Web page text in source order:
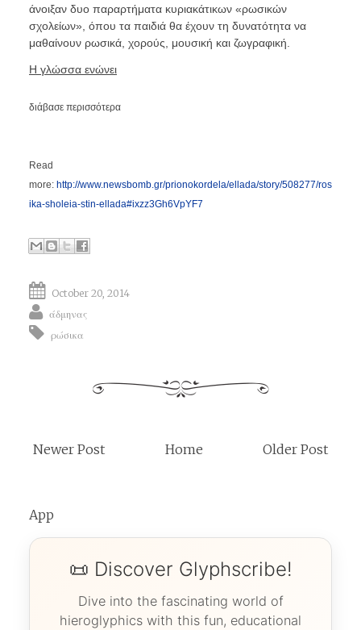
άνοιξαν δυο παραρτήματα κυριακάτικων «ρωσικών
σχολείων», όπου τα παιδιά θα έχουν τη δυνατότητα να
μαθαίνουν ρωσικά, χορούς, μουσική και ζωγραφική.
Η γλώσσα ενώνει
διάβασε περισσότερα
Read
more: http://www.newsbomb.gr/prionokordela/ellada/story/508277/ros
ika-sholeia-stin-ellada#ixzz3Gh6VpYF7
October 20, 2014
άδμηνας
ρώσικα
Newer Post Older Post
Home
App
📜 Discover Glyphscribe!
Dive into the fascinating world of
hieroglyphics with this fun, educational